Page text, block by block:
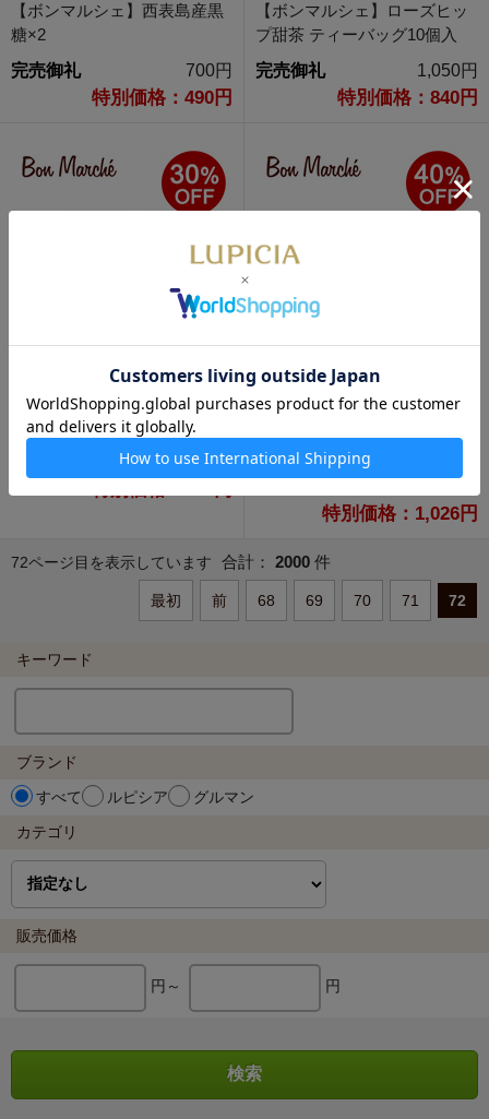
【ボンマルシェ】西表島産黒
糖×2
完売御礼
700円
特別価格：490円
【ボンマルシェ】ローズヒッ
プ甜茶 ティーバッグ10個入
完売御礼
1,050円
特別価格：840円
【ボンマルシェ】スモーク島
豆腐×2
994円
【ボンマルシェ】Qua(クア)
ション 9個入
特別価格：1,026円
72ページ目を表示しています 合計： 2000 件
最初 前 68 69 70 71 72
キーワード
ブランド
すべて
ルピシア グルマン
カテゴリ
販売価格
円～ 円